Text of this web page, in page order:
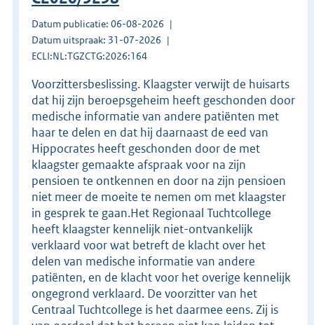
Datum publicatie: 06-08-2026
Datum uitspraak: 31-07-2026
ECLI:NL:TGZCTG:2026:164
Voorzittersbeslissing. Klaagster verwijt de huisarts
dat hij zijn beroepsgeheim heeft geschonden door
medische informatie van andere patiënten met
haar te delen en dat hij daarnaast de eed van
Hippocrates heeft geschonden door de met
klaagster gemaakte afspraak voor na zijn
pensioen te ontkennen en door na zijn pensioen
niet meer de moeite te nemen om met klaagster
in gesprek te gaan.Het Regionaal Tuchtcollege
heeft klaagster kennelijk niet-ontvankelijk
verklaard voor wat betreft de klacht over het
delen van medische informatie van andere
patiënten, en de klacht voor het overige kennelijk
ongegrond verklaard. De voorzitter van het
Centraal Tuchtcollege is het daarmee eens. Zij is